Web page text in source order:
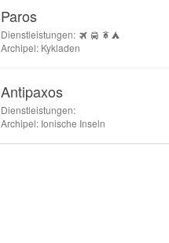
Paros
Dienstleistungen:
Archipel: Kykladen
Antipaxos
Dienstleistungen:
Archipel: Ionische Inseln